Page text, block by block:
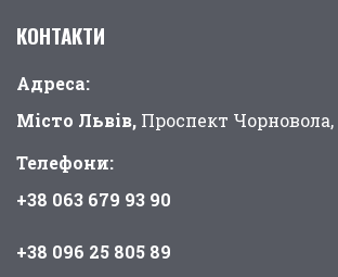
КОНТАКТИ
Адреса:
Місто Львів, Проспект Чорновола,
Телефони:
+38 063 679 93 90
+38 096 25 805 89